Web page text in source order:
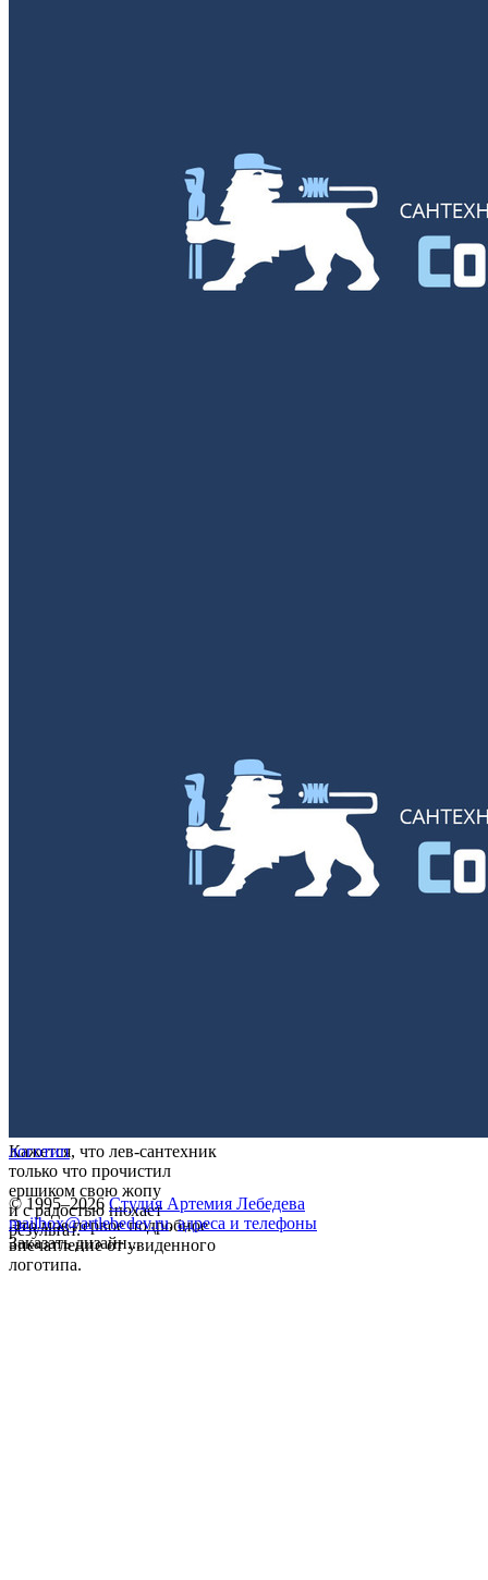
Кажется, что лев-сантехник
только что прочистил
ершиком свою жопу
и с радостью нюхает
результат.
Это мое первое подробное
впечатление от увиденного
логотипа.
логотип
© 1995–2026 Студия Артемия Лебедева
mailbox@artlebedev.ru, адреса и телефоны
Заказать дизайн...